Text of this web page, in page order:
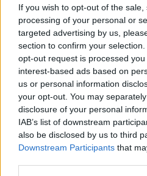
If you wish to opt-out of the
processing of your personal or
targeted advertising by us,
section to confirm your
opt-out request is processed
interest-based ads based on
us or personal information
your opt-out. You may
disclosure of your personal
IAB’s list of downstream
also be disclosed by us to third
Downstream Participants that
Continua a leggere
NEWS